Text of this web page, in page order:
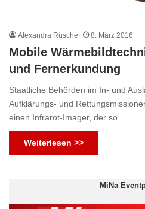
Alexandra Rüsche 8. März 2016
Mobile
und Fernerkundung
Staatliche Behörden im In- und
Aufklärungs- und
einen Infrarot-Imager, der so…
Weiterlesen >>
MiNa